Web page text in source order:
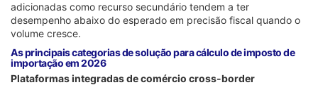
adicionadas como recurso secundário tendem a ter
desempenho abaixo do esperado em precisão fiscal quando o
volume cresce.
As principais categorias de solução para cálculo de imposto de
importação em 2026
Plataformas integradas de comércio cross-border